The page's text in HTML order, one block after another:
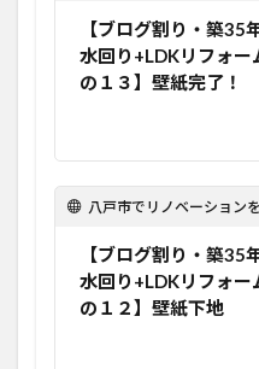
【ブログ割り・築35
水回り+LDKリフォー
の１３】壁紙完了！
八戸市でリノベーションをするなら
【ブログ割り・築35
水回り+LDKリフォー
の１２】壁紙下地